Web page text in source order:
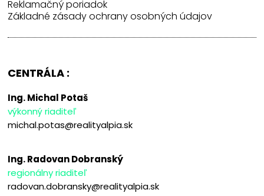
Reklamačný poriadok
Základné zásady ochrany osobných údajov
CENTRÁLA :
Ing. Michal Potaš
výkonný riaditeľ
michal.potas@realityalpia.sk
Ing. Radovan Dobranský
regionálny riaditeľ
radovan.dobransky@realityalpia.sk